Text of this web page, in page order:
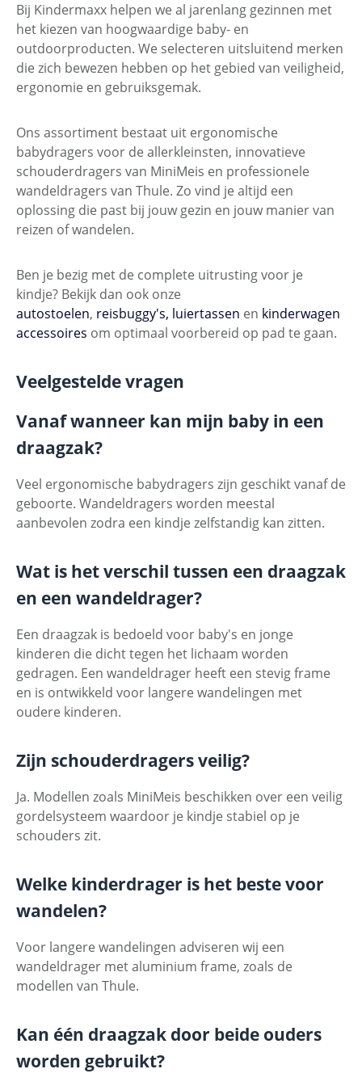
Bij Kindermaxx helpen we al jarenlang gezinnen met
het kiezen van hoogwaardige baby- en
outdoorproducten. We selecteren uitsluitend merken
die zich bewezen hebben op het gebied van veiligheid,
ergonomie en gebruiksgemak.
Ons assortiment bestaat uit ergonomische
babydragers voor de allerkleinsten, innovatieve
schouderdragers van MiniMeis en professionele
wandeldragers van Thule. Zo vind je altijd een
oplossing die past bij jouw gezin en jouw manier van
reizen of wandelen.
Ben je bezig met de complete uitrusting voor je
kindje? Bekijk dan ook onze
autostoelen, reisbuggy's, luiertassen en kinderwagen
accessoires om optimaal voorbereid op pad te gaan.
Veelgestelde vragen
Vanaf wanneer kan mijn baby in een
draagzak?
Veel ergonomische babydragers zijn geschikt vanaf de
geboorte. Wandeldragers worden meestal
aanbevolen zodra een kindje zelfstandig kan zitten.
Wat is het verschil tussen een draagzak
en een wandeldrager?
Een draagzak is bedoeld voor baby's en jonge
kinderen die dicht tegen het lichaam worden
gedragen. Een wandeldrager heeft een stevig frame
en is ontwikkeld voor langere wandelingen met
oudere kinderen.
Zijn schouderdragers veilig?
Ja. Modellen zoals MiniMeis beschikken over een veilig
gordelsysteem waardoor je kindje stabiel op je
schouders zit.
Welke kinderdrager is het beste voor
wandelen?
Voor langere wandelingen adviseren wij een
wandeldrager met aluminium frame, zoals de
modellen van Thule.
Kan één draagzak door beide ouders
worden gebruikt?